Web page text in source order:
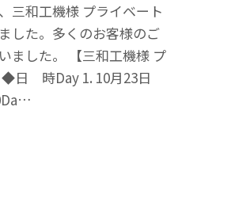
三和工機様 プライベート
した。多くのお客様のご
ました。 【三和工機様 プ
◆日 時Day 1. 10月23日